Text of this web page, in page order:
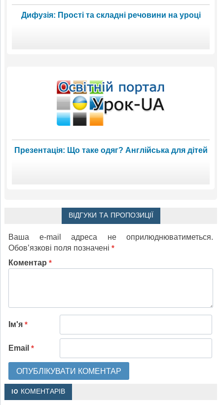
Дифузія: Прості та складні речовини на уроці
Презентація: Що таке одяг? Англійська для дітей
ВІДГУКИ ТА ПРОПОЗИЦІЇ
Ваша e-mail адреса не оприлюднюватиметься.
Обов’язкові поля позначені *
Коментар *
Ім'я *
Email *
10 КОМЕНТАРІВ